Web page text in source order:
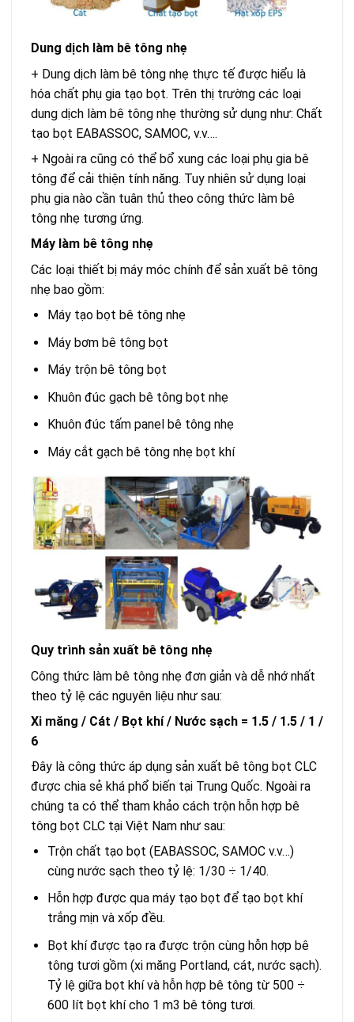
Dung dịch làm bê tông nhẹ
+ Dung dịch làm bê tông nhẹ thực tế được hiểu là
hóa chất phụ gia tạo bọt. Trên thị trường các loại
dung dịch làm bê tông nhẹ thường sử dụng như: Chất
tạo bọt EABASSOC, SAMOC, v.v….
+ Ngoài ra cũng có thể bổ xung các loại phụ gia bê
tông để cải thiện tính năng. Tuy nhiên sử dụng loại
phụ gia nào cần tuân thủ theo công thức làm bê
tông nhẹ tương ứng.
Máy làm bê tông nhẹ
Các loại thiết bị máy móc chính để sản xuất bê tông
nhẹ bao gồm:
Máy tạo bọt bê tông nhẹ
Máy bơm bê tông bọt
Máy trộn bê tông bọt
Khuôn đúc gạch bê tông bọt nhẹ
Khuôn đúc tấm panel bê tông nhẹ
Máy cắt gạch bê tông nhẹ bọt khí
Quy trình sản xuất bê tông nhẹ
Công thức làm bê tông nhẹ đơn giản và dễ nhớ nhất
theo tỷ lệ các nguyên liệu như sau:
Xi măng / Cát / Bọt khí / Nước sạch = 1.5 / 1.5 / 1 /
6
Đây là công thức áp dụng sản xuất bê tông bọt CLC
được chia sẻ khá phổ biến tại Trung Quốc. Ngoài ra
chúng ta có thể tham khảo cách trộn hỗn hợp bê
tông bọt CLC tại Việt Nam như sau:
Trộn chất tạo bọt (EABASSOC, SAMOC v.v…)
cùng nước sạch theo tỷ lệ: 1/30 ÷ 1/40.
Hỗn hợp được qua máy tạo bọt để tạo bọt khí
trắng mịn và xốp đều.
Bọt khí được tạo ra được trộn cùng hỗn hợp bê
tông tươi gồm (xi măng Portland, cát, nước sạch).
Tỷ lệ giữa bọt khí và hỗn hợp bê tông từ 500 ÷
600 lít bọt khí cho 1 m3 bê tông tươi.